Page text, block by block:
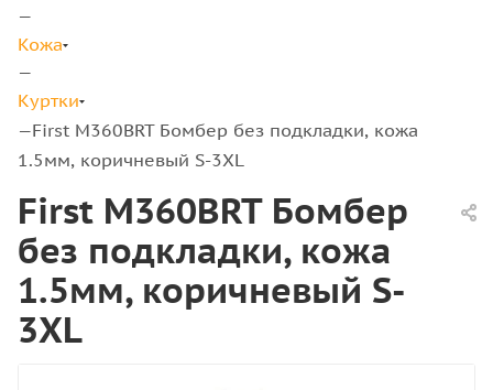
—
Кожа
—
Куртки
—First M360BRT Бомбер без подкладки, кожа
1.5мм, коричневый S-3XL
First M360BRT Бомбер
без подкладки, кожа
1.5мм, коричневый S-
3XL